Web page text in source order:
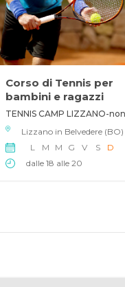
Corso di Tennis per
bambini e ragazzi
L
M M G V S
D
dalle 18 alle 20